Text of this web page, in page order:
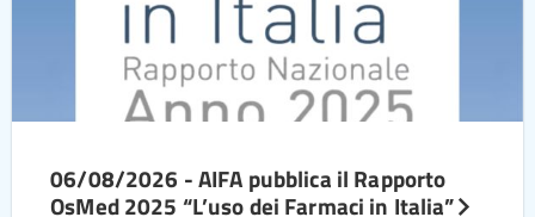
06/08/2026 - AIFA pubblica il Rapporto
OsMed 2025 “L’uso dei Farmaci in Italia”